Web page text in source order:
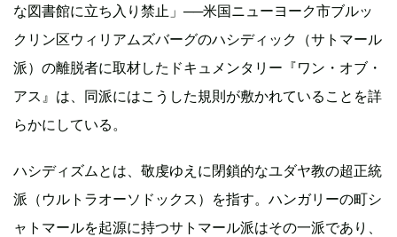
な図書館に立ち入り禁止」──米国ニューヨーク市ブルッ
クリン区ウィリアムズバーグのハシディック（サトマール
派）の離脱者に取材したドキュメンタリー『ワン・オブ・
アス』は、同派にはこうした規則が敷かれていることを詳
らかにしている。
ハシディズムとは、敬虔ゆえに閉鎖的なユダヤ教の超正統
派（ウルトラオーソドックス）を指す。ハンガリーの町シ
ャトマールを起源に持つサトマール派はその一派であり、